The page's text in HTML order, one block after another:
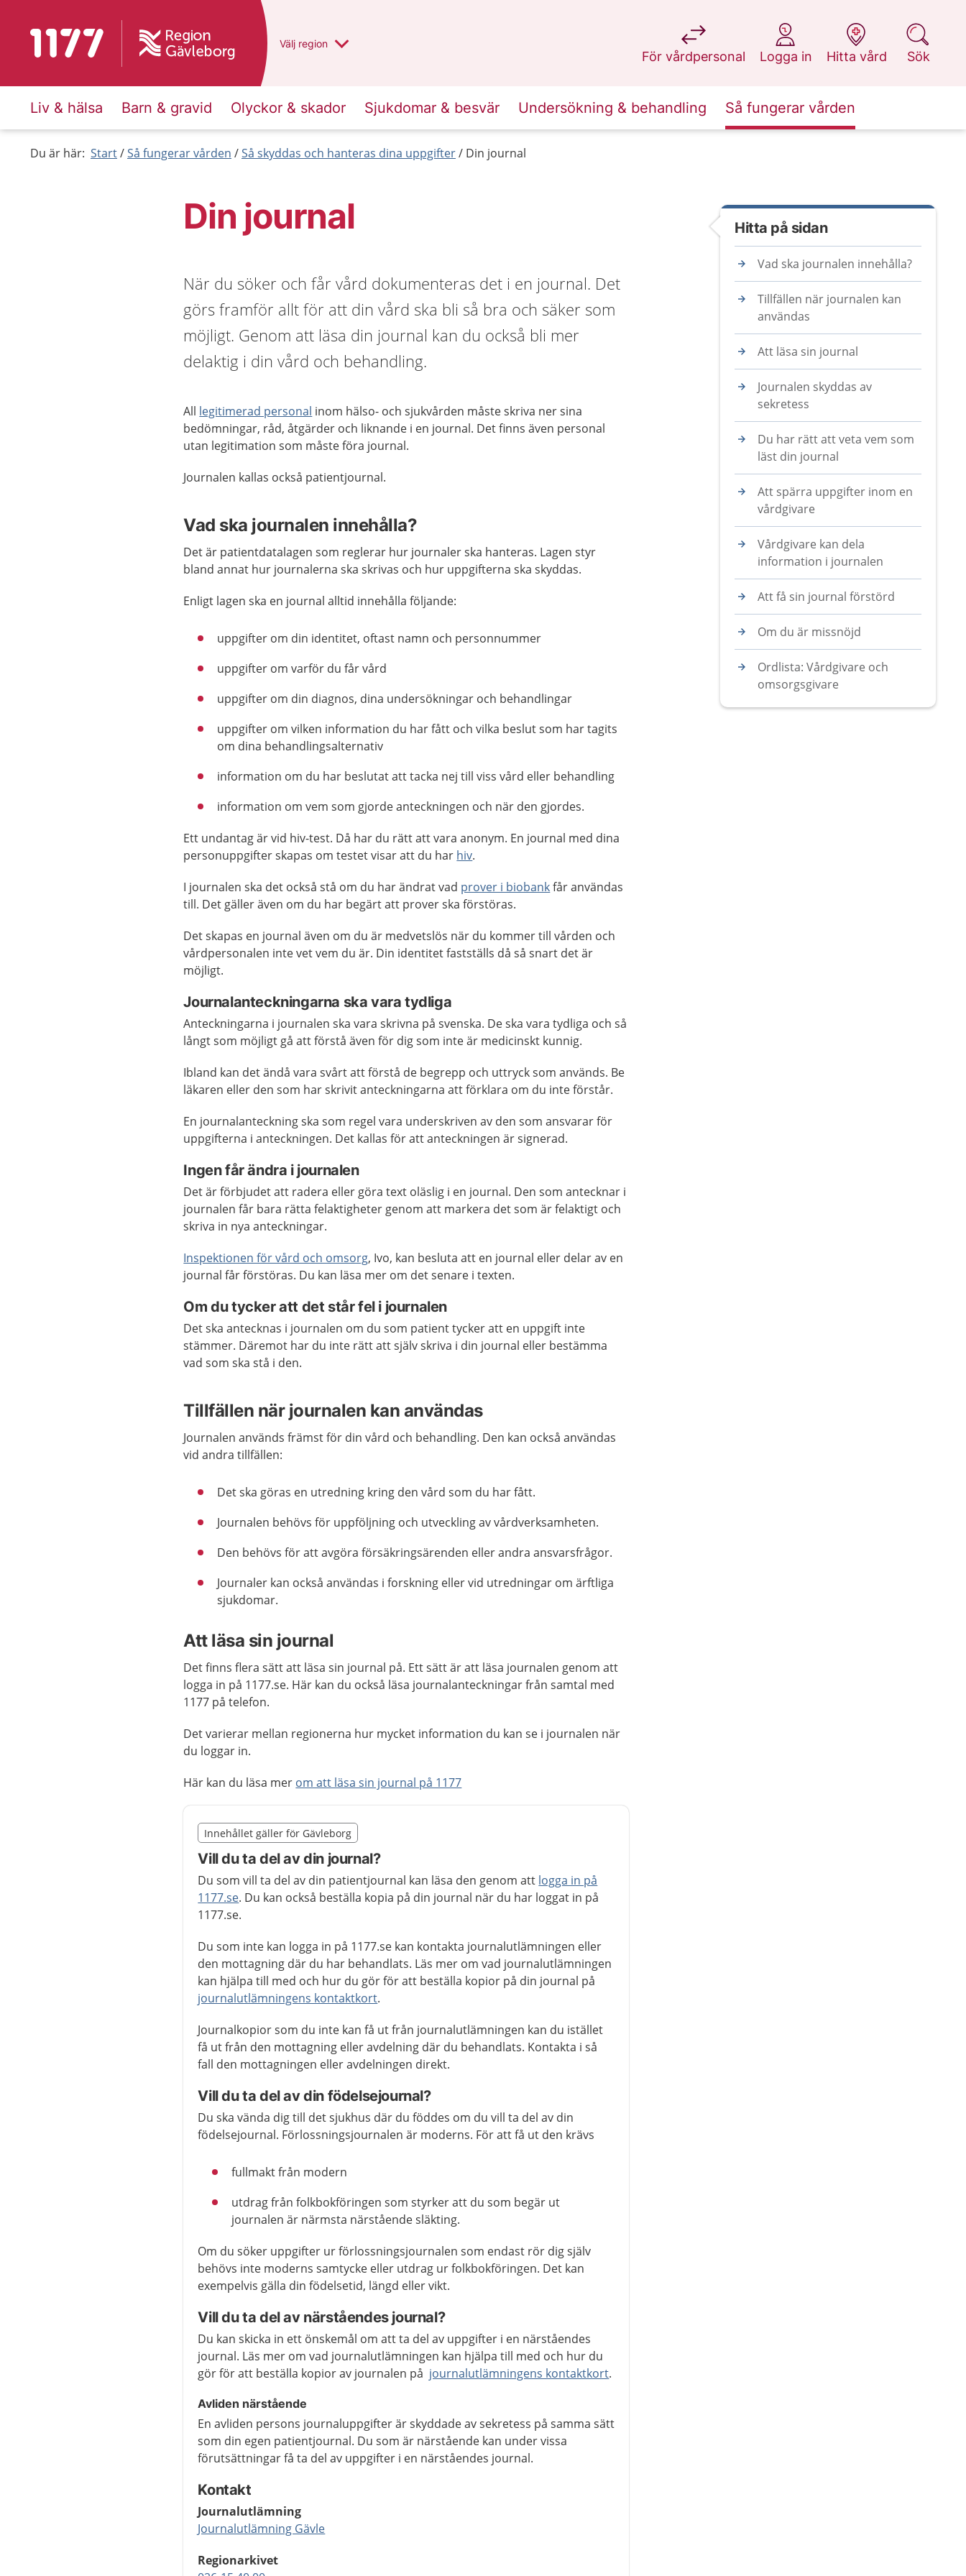
Till startsidan för 1177 Du har valt region
Välj en annan
region
För vårdpersonal
på 1177.se
Logga in
på 1177.se
Hitta vård
på 1177.se
Sök
på 1177.se
Liv & hälsa Barn & gravid Olyckor & skador Sjukdomar & besvär Undersökning & behandling Så fungerar vården
Du är här: Start Så fungerar vården Så skyddas och hanteras dina uppgifter Din journal
Din journal
När du söker och får vård dokumenteras det i en journal. Det
görs framför allt för att din vård ska bli så bra och säker som
möjligt. Genom att läsa din journal kan du också bli mer
delaktig i din vård och behandling.
All legitimerad personal inom hälso- och sjukvården måste skriva ner sina
bedömningar, råd, åtgärder och liknande i en journal. Det finns även personal
utan legitimation som måste föra journal.
Journalen kallas också patientjournal.
Vad ska journalen innehålla?
Det är patientdatalagen som reglerar hur journaler ska hanteras. Lagen styr
bland annat hur journalerna ska skrivas och hur uppgifterna ska skyddas.
Enligt lagen ska en journal alltid innehålla följande:
uppgifter om din identitet, oftast namn och personnummer
uppgifter om varför du får vård
uppgifter om din diagnos, dina undersökningar och behandlingar
uppgifter om vilken information du har fått och vilka beslut som har tagits
om dina behandlingsalternativ
information om du har beslutat att tacka nej till viss vård eller behandling
information om vem som gjorde anteckningen och när den gjordes.
Ett undantag är vid hiv-test. Då har du rätt att vara anonym. En journal med dina
personuppgifter skapas om testet visar att du har hiv.
I journalen ska det också stå om du har ändrat vad prover i biobankfår användas
till. Det gäller även om du har begärt att prover ska förstöras.
Det skapas en journal även om du är medvetslös när du kommer till vården och
vårdpersonalen inte vet vem du är. Din identitet fastställs då så snart det är
möjligt.
Journalanteckningarna ska vara tydliga
Anteckningarna i journalen ska vara skrivna på svenska. De ska vara tydliga och så
långt som möjligt gå att förstå även för dig som inte är medicinskt kunnig.
Ibland kan det ändå vara svårt att förstå de begrepp och uttryck som används. Be
läkaren eller den som har skrivit anteckningarna att förklara om du inte förstår.
En journalanteckning ska som regel vara underskriven av den som ansvarar för
uppgifterna i anteckningen. Det kallas för att anteckningen är signerad.
Ingen får ändra i journalen
Det är förbjudet att radera eller göra text oläslig i en journal. Den som antecknar i
journalen får bara rätta felaktigheter genom att markera det som är felaktigt och
skriva in nya anteckningar.
Inspektionen för vård och omsorg, Ivo, kan besluta att en journal eller delar av en
journal får förstöras. Du kan läsa mer om det senare i texten.
Om du tycker att det står fel i journalen
Det ska antecknas i journalen om du som patient tycker att en uppgift inte
stämmer. Däremot har du inte rätt att själv skriva i din journal eller bestämma
vad som ska stå i den.
Tillfällen när journalen kan användas
Journalen används främst för din vård och behandling. Den kan också användas
vid andra tillfällen:
Det ska göras en utredning kring den vård som du har fått.
Journalen behövs för uppföljning och utveckling av vårdverksamheten.
Den behövs för att avgöra försäkringsärenden eller andra ansvarsfrågor.
Journaler kan också användas i forskning eller vid utredningar om ärftliga
sjukdomar.
Att läsa sin journal
Det finns flera sätt att läsa sin journal på. Ett sätt är att läsa journalen genom att
logga in på 1177.se. Här kan du också läsa journalanteckningar från samtal med
1177 på telefon.
Det varierar mellan regionerna hur mycket information du kan se i journalen när
du loggar in.
Här kan du läsa mer om att läsa sin journal på 1177
Nedan innehåll gäller region Gävleborg
Innehållet gäller för Gävleborg
Vill du ta del av din journal?
Du som vill ta del av din patientjournal kan läsa den genom att logga in på
1177.se. Du kan också beställa kopia på din journal när du har loggat in på
1177.se.
Du som inte kan logga in på 1177.se kan kontakta journalutlämningen eller
den mottagning där du har behandlats. Läs mer om vad journalutlämningen
kan hjälpa till med och hur du gör för att beställa kopior på din journal på
journalutlämningens kontaktkort.
Journalkopior som du inte kan få ut från journalutlämningen kan du istället
få ut från den mottagning eller avdelning där du behandlats. Kontakta i så
fall den mottagningen eller avdelningen direkt.
Vill du ta del av din födelsejournal?
Du ska vända dig till det sjukhus där du föddes om du vill ta del av din
födelsejournal. Förlossningsjournalen är moderns. För att få ut den krävs
fullmakt från modern
utdrag från folkbokföringen som styrker att du som begär ut
journalen är närmsta närstående släkting.
Om du söker uppgifter ur förlossningsjournalen som endast rör dig själv
behövs inte moderns samtycke eller utdrag ur folkbokföringen. Det kan
exempelvis gälla din födelsetid, längd eller vikt.
Vill du ta del av närståendes journal?
Du kan skicka in ett önskemål om att ta del av uppgifter i en närståendes
journal. Läs mer om vad journalutlämningen kan hjälpa till med och hur du
gör för att beställa kopior av journalen på journalutlämningens kontaktkort.
Avliden närstående
En avliden persons journaluppgifter är skyddade av sekretess på samma sätt
som din egen patientjournal. Du som är närstående kan under vissa
förutsättningar få ta del av uppgifter i en närståendes journal.
Kontakt
Journalutlämning
Journalutlämning Gävle
Regionarkivet
Slut på det regionala tillägget från region Gävleborg
Hitta på sidan
Vad ska journalen innehålla?
Tillfällen när journalen kan
användas
Att läsa sin journal
Journalen skyddas av
sekretess
Du har rätt att veta vem som
läst din journal
Att spärra uppgifter inom en
vårdgivare
Vårdgivare kan dela
information i journalen
Att få sin journal förstörd
Om du är missnöjd
Ordlista: Vårdgivare och
omsorgsgivare